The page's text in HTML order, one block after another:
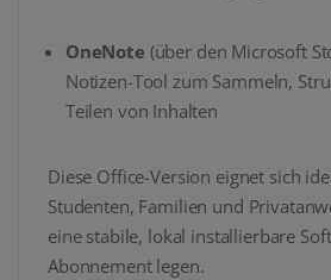
OneNote (über den Microsoft
Notizen-Tool zum Sammeln,
Teilen von Inhalten
Diese Office-Version eignet sich
Studenten, Familien und
eine stabile, lokal installierbare
Abonnement legen.